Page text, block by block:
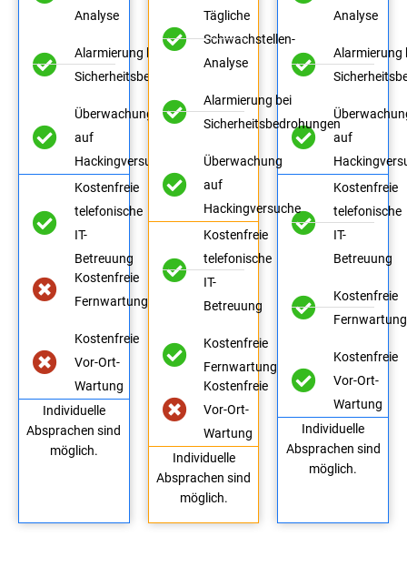
Analyse
Alarmierung bei
Sicherheitsbedrohungen
Überwachung
auf
Hackingversuche
Kostenfreie
telefonische
IT-
Betreuung
Kostenfreie
Fernwartung
Kostenfreie
Vor-Ort-
Wartung
Individuelle
Absprachen sind
möglich.
Tägliche
Schwachstellen-
Analyse
Alarmierung bei
Sicherheitsbedrohungen
Überwachung
auf
Hackingversuche
Kostenfreie
telefonische
IT-
Betreuung
Kostenfreie
Fernwartung
Kostenfreie
Vor-Ort-
Wartung
Individuelle
Absprachen sind
möglich.
Analyse
Alarmierung
auf
Kostenfreie
telefonische
IT-
Betreuung
Kostenfreie
Fernwartung
Kostenfreie
Vor-Ort-
Wartung
Individuelle
Absprachen sind
möglich.